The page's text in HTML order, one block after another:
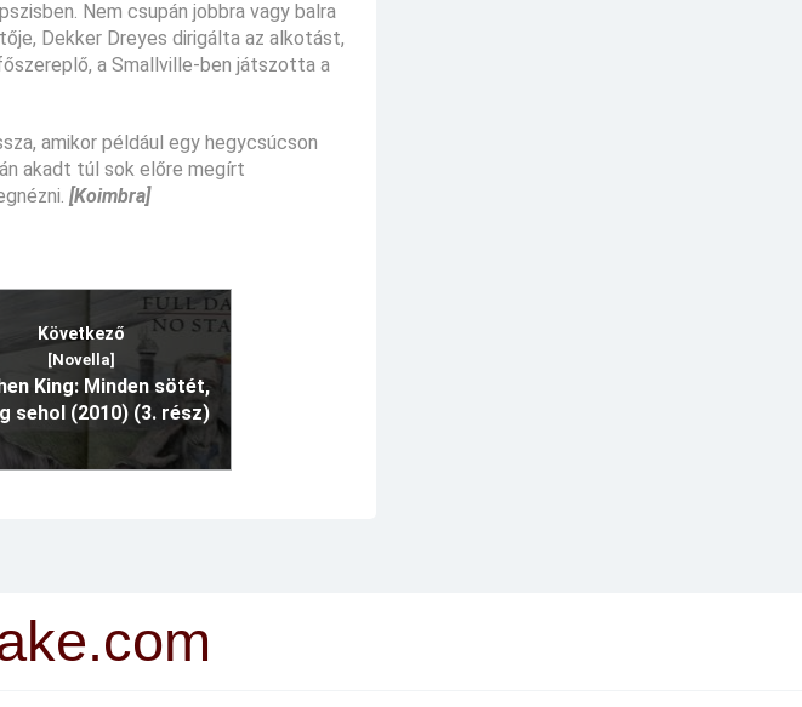
Nem csupán jobbra vagy balra
Dekker Dreyes dirigálta az alkotást,
a Smallville-ben játszotta a
amikor például egy hegycsúcson
akadt túl sok előre megírt
[Koimbra]
Következő
[Novella]
King: Minden sötét,
sehol (2010) (3. rész)